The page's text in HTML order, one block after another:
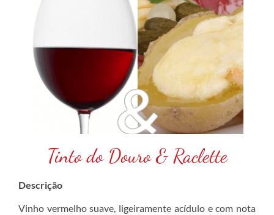
Tinto do Douro & Raclette
Descrição
Vinho vermelho suave, ligeiramente acídulo e com nota